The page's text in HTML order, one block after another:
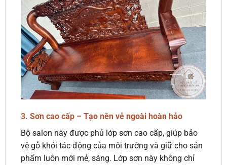
3. Sơn cao cấp – Tạo nên vẻ ngoài hoàn hảo
Bộ salon này được phủ lớp sơn cao cấp, giúp bảo
vệ gỗ khỏi tác động của môi trường và giữ cho sản
phẩm luôn mới mẻ, sáng. Lớp sơn này không chỉ